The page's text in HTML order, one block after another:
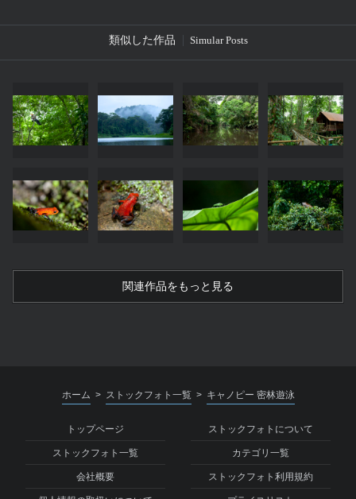
類似した作品 Simular Posts
関連作品をもっと見る
ホーム > ストックフォト一覧 > キャノピー 密林遊泳
トップページ ストックフォトについて
ストックフォト一覧 カテゴリ一覧
会社概要 ストックフォト利用規約